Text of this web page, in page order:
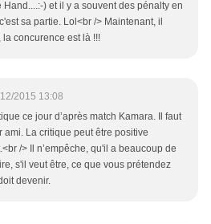
Hand....:-) et il y a souvent des pénalty en
sa partie. Lol<br /> Maintenant, il
la concurence est là !!!
2015 13:08
ce jour d’après match Kamara. Il faut
ami. La critique peut être positive
/> Il n’empêche, qu'il a beaucoup de
s'il veut être, ce que vous prétendez
devenir.